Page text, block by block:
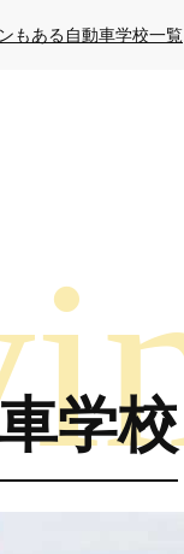
もある自動車学校一覧
学校